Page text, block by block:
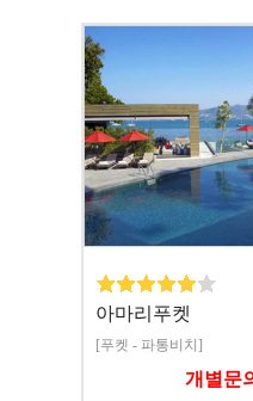
아마리푸켓
[푸켓 - 파통비치]
개별문